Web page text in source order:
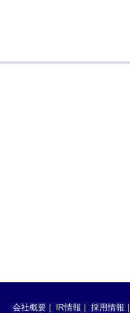
会社概要 IR情報 採用情報